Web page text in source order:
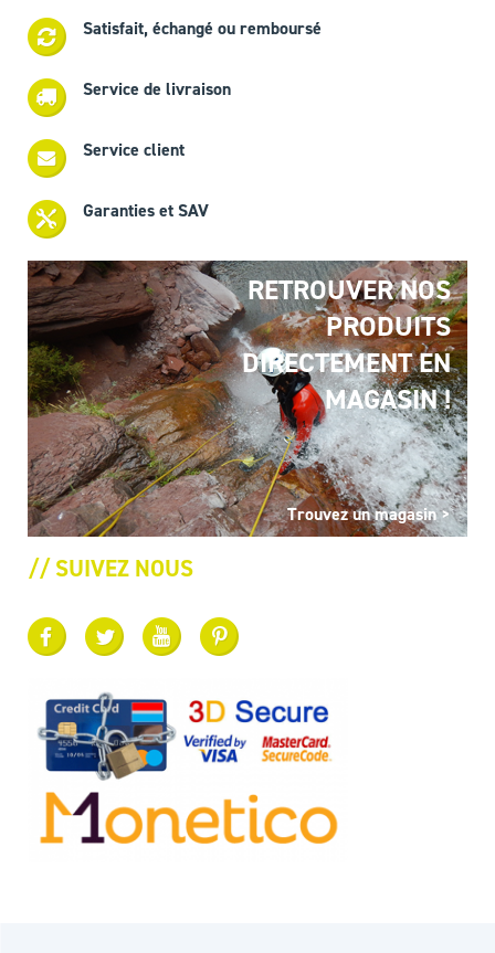
Satisfait, échangé ou remboursé
Service de livraison
Service client
Garanties et SAV
RETROUVER NOS
PRODUITS
DIRECTEMENT EN
MAGASIN !
Trouvez un magasin >
// SUIVEZ NOUS